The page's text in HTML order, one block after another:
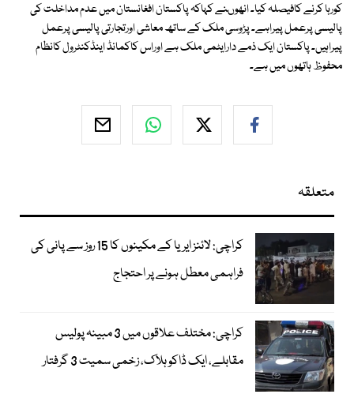
کورہا کرنے کافیصلہ کیا۔ انھوںنے کہاکہ پاکستان افغانستان میں عدم مداخلت کی
پالیسی پرعمل پیراہے۔ پڑوسی ملک کے ساتھ معاشی اورتجارتی پالیسی پرعمل
پیراہیں۔ پاکستان ایک ذمے دارایٹمی ملک ہے اوراس کاکمانڈ اینڈکنٹرول کانظام
محفوظ ہاتھوں میں ہے۔
متعلقہ
کراچی: لائنز ایریا کے مکینوں کا 15 روز سے پانی کی
فراہمی معطل ہونے پر احتجاج
کراچی: مختلف علاقوں میں 3 مبینہ پولیس
مقابلے، ایک ڈاکو ہلاک، زخمی سمیت 3 گرفتار